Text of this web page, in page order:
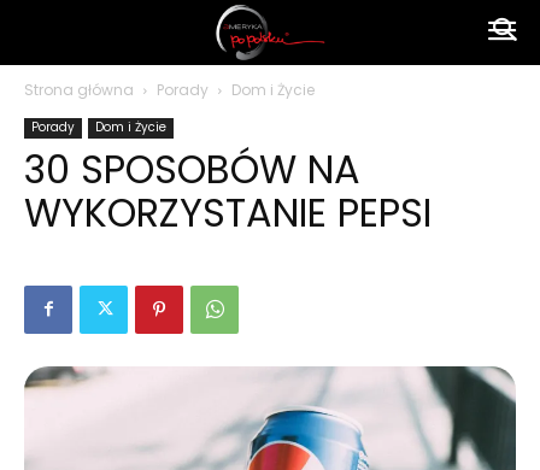
Strona główna Porady Dom i Życie
Porady Dom i Życie
30 SPOSOBÓW NA
WYKORZYSTANIE PEPSI